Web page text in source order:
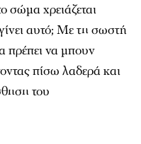
σώμα χρειάζεται
αυτό; Με τη σωστή
πρέπει να μπουν
πίσω λαδερά και
του